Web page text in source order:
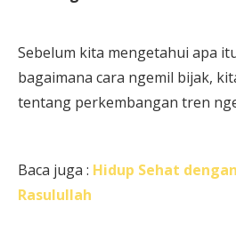
Sebelum kita mengetahui apa
bagaimana cara ngemil bijak,
tentang perkembangan tren
Baca juga : Hidup Sehat
Rasulullah